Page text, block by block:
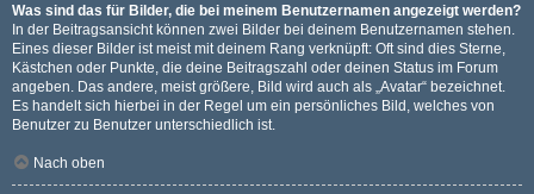
Was sind das für Bilder, die bei meinem Benutzernamen angezeigt werden?
In der Beitragsansicht können zwei Bilder bei deinem Benutzernamen stehen.
Eines dieser Bilder ist meist mit deinem Rang verknüpft: Oft sind dies Sterne,
Kästchen oder Punkte, die deine Beitragszahl oder deinen Status im Forum
angeben. Das andere, meist größere, Bild wird auch als „Avatar“ bezeichnet.
Es handelt sich hierbei in der Regel um ein persönliches Bild, welches von
Benutzer zu Benutzer unterschiedlich ist.
Nach oben